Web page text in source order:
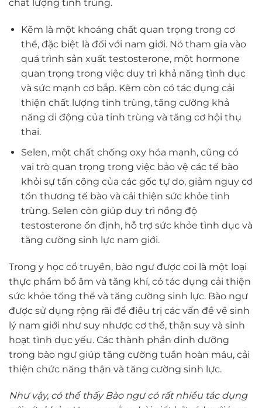
chất lượng tinh trùng.
Kẽm là một khoáng chất quan trọng trong cơ
thể, đặc biệt là đối với nam giới. Nó tham gia vào
quá trình sản xuất testosterone, một hormone
quan trọng trong việc duy trì khả năng tình dục
và sức mạnh cơ bắp. Kẽm còn có tác dụng cải
thiện chất lượng tinh trùng, tăng cường khả
năng di động của tinh trùng và tăng cơ hội thụ
thai.
Selen, một chất chống oxy hóa mạnh, cũng có
vai trò quan trọng trong việc bảo vệ các tế bào
khỏi sự tấn công của các gốc tự do, giảm nguy cơ
tổn thương tế bào và cải thiện sức khỏe tinh
trùng. Selen còn giúp duy trì nồng độ
testosterone ổn định, hỗ trợ sức khỏe tình dục và
tăng cường sinh lực nam giới.
Trong y học cổ truyền, bào ngư được coi là một loại
thực phẩm bổ âm và tăng khí, có tác dụng cải thiện
sức khỏe tổng thể và tăng cường sinh lực. Bào ngư
được sử dụng rộng rãi để điều trị các vấn đề về sinh
lý nam giới như suy nhược cơ thể, thận suy và sinh
hoạt tình dục yếu. Các thành phần dinh dưỡng
trong bào ngư giúp tăng cường tuần hoàn máu, cải
thiện chức năng thận và tăng cường sinh lực.
Như vậy, có thể thấy Bào ngư có rất nhiều tác dụng